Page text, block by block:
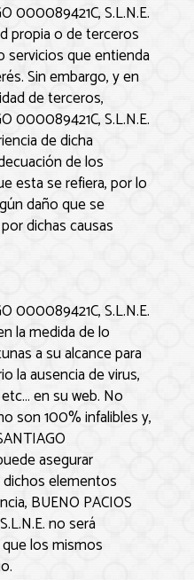
000089421C, S.L.N.E.
propia o de terceros
servicios que entienda
Sin embargo, y en
de terceros,
000089421C, S.L.N.E.
de dicha
de los
esta se refiera, por lo
daño que se
dichas causas
000089421C, S.L.N.E.
la medida de lo
a su alcance para
la ausencia de virus,
en su web. No
son 100% infalibles y,
asegurar
elementos
BUENO PACIOS
no será
los mismos